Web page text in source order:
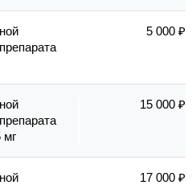
5 000 ₽
мг
15 000 ₽
17 000 ₽